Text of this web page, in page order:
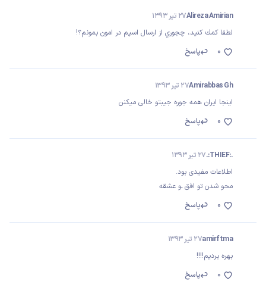
Alireza Amirian27 تیر 1393
لطفا كمك كنيد، چجوري از ارسال اسپم در امون بمونم؟!
پاسخ
0
Amirabbas Gh27 تیر 1393
اینجا ایران همه جوره جیبتو خالی میکنن
پاسخ
0
.:THIEF:.
27 تیر 1393
اطلاعات مفیدی بود.
محو شدن تو افق ـو عشقه
پاسخ
0
amirftma27 تیر 1393
بهره بردیم!!!!
پاسخ
0